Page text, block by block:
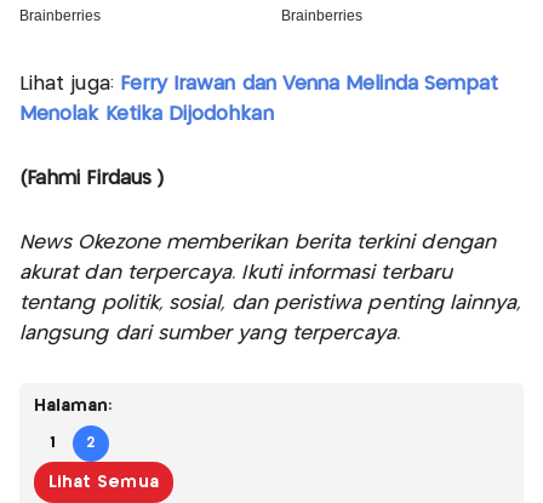
Lihat juga: Ferry Irawan dan Venna Melinda Sempat
Menolak Ketika Dijodohkan
(Fahmi Firdaus )
News Okezone memberikan berita terkini dengan
akurat dan terpercaya. Ikuti informasi terbaru
tentang politik, sosial, dan peristiwa penting lainnya,
langsung dari sumber yang terpercaya.
Halaman:
1 2
Lihat Semua